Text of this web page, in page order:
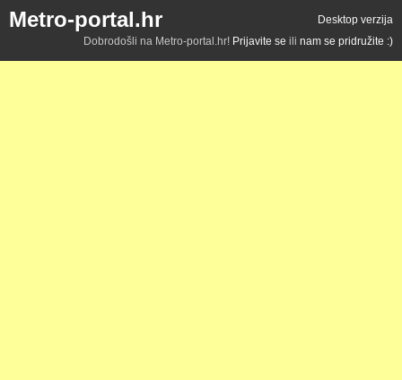
Metro-portal.hr
Desktop verzija
Dobrodošli na Metro-portal.hr! Prijavite se ili nam se pridružite :)